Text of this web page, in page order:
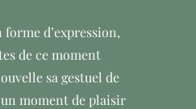
d’expression,
de ce moment
sa gestuel de
moment de plaisir